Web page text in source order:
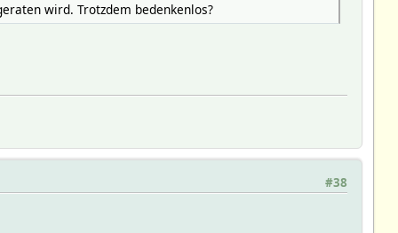
wird. Trotzdem bedenkenlos?
#38